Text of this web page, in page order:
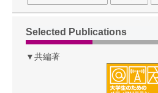
Selected Publications
▼共編著